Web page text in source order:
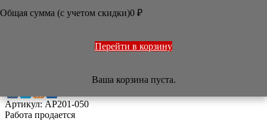
 / Арт-салон Картины /Картина «Ветка черемухи»
Артикул:AP201-050
Работа продается
Общая сумма (с учетом скидки)0 ₽
Перейти в корзину
Ваша корзина пуста.